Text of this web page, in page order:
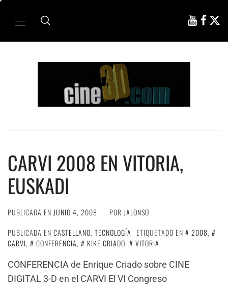
Menú
CARVI 2008 EN VITORIA,
EUSKADI
PUBLICADA EN JUNIO 4, 2008 POR JALONSO
PUBLICADA EN CASTELLANO, TECNOLOGÍA ETIQUETADO EN 2008,
CARVI, CONFERENCIA, KIKE CRIADO,
VITORIA
CONFERENCIA de Enrique Criado sobre CINE
DIGITAL 3-D en el CARVI El VI Congreso